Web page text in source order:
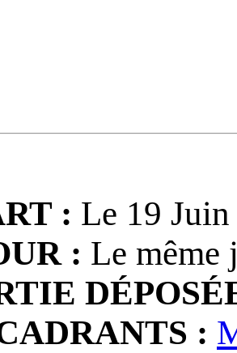
: Le 19
: Le même
: